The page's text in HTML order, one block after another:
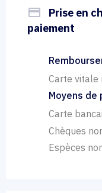
payment
Prise en
paiement
Carte vitale
Moyens de
Carte
Chèques
Espèces